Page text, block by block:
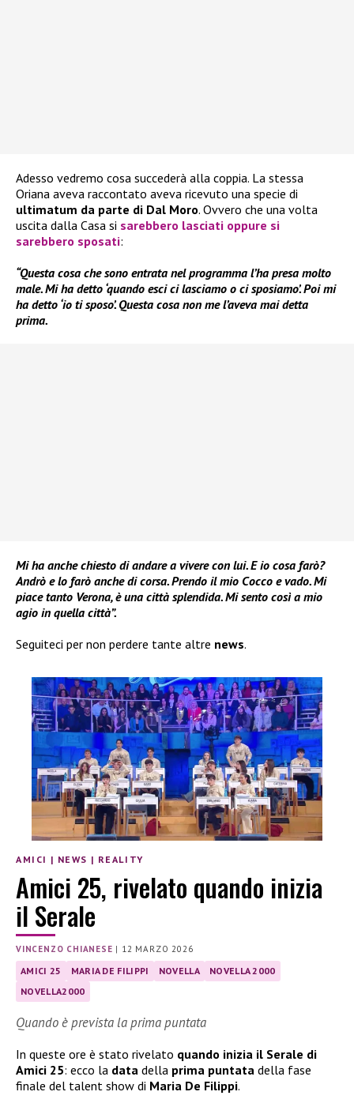
Adesso vedremo cosa succederà alla coppia. La stessa
Oriana aveva raccontato aveva ricevuto una specie di
ultimatum da parte di Dal Moro. Ovvero che una volta
uscita dalla Casa si sarebbero lasciati oppure si
sarebbero sposati:
“Questa cosa che sono entrata nel programma l’ha presa molto
male. Mi ha detto ‘quando esci ci lasciamo o ci sposiamo’. Poi mi
ha detto ‘io ti sposo’. Questa cosa non me l’aveva mai detta
prima.
Mi ha anche chiesto di andare a vivere con lui. E io cosa farò?
Andrò e lo farò anche di corsa. Prendo il mio Cocco e vado. Mi
piace tanto Verona, è una città splendida. Mi sento così a mio
agio in quella città”.
Seguiteci per non perdere tante altre news.
AMICI | NEWS | REALITY
Amici 25, rivelato quando inizia
il Serale
VINCENZO CHIANESE | 12 MARZO 2026
AMICI 25 MARIA DE FILIPPI NOVELLA
NOVELLA 2000
NOVELLA2000
Quando è prevista la prima puntata
In queste ore è stato rivelato quando inizia il Serale di
Amici 25: ecco la data della prima puntata della fase
finale del talent show di Maria De Filippi.